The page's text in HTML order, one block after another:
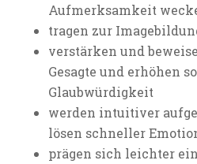
Aufmerksamkeit
tragen zur
verstärken und
Gesagte und erhöhen
Glaubwürdigkeit
werden intuitiver
lösen schneller
prägen sich leichter